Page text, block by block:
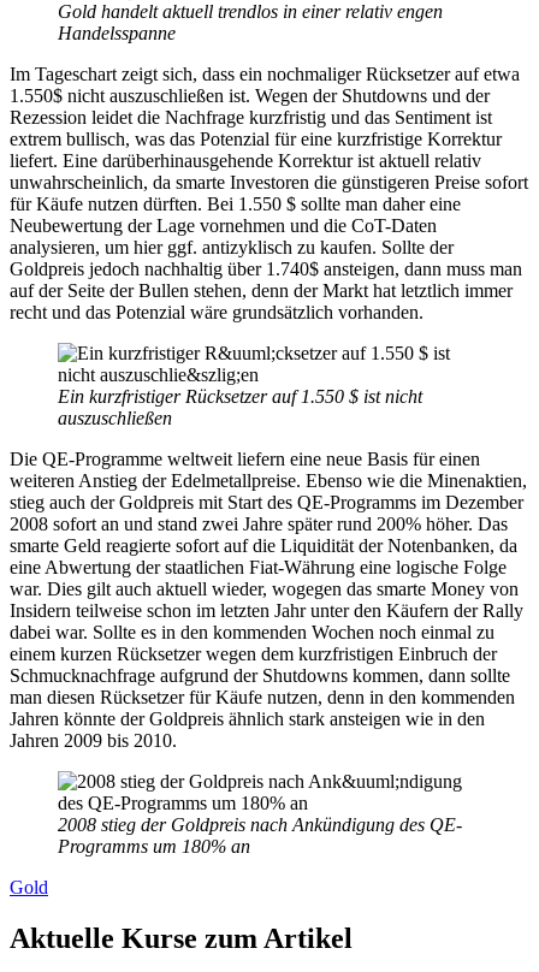
Gold handelt aktuell trendlos in einer relativ engen
Handelsspanne
Im Tageschart zeigt sich, dass ein nochmaliger Rücksetzer auf etwa
1.550$ nicht auszuschließen ist. Wegen der Shutdowns und der
Rezession leidet die Nachfrage kurzfristig und das Sentiment ist
extrem bullisch, was das Potenzial für eine kurzfristige Korrektur
liefert. Eine darüberhinausgehende Korrektur ist aktuell relativ
unwahrscheinlich, da smarte Investoren die günstigeren Preise sofort
für Käufe nutzen dürften. Bei 1.550 $ sollte man daher eine
Neubewertung der Lage vornehmen und die CoT-Daten
analysieren, um hier ggf. antizyklisch zu kaufen. Sollte der
Goldpreis jedoch nachhaltig über 1.740$ ansteigen, dann muss man
auf der Seite der Bullen stehen, denn der Markt hat letztlich immer
recht und das Potenzial wäre grundsätzlich vorhanden.
Ein kurzfristiger Rücksetzer auf 1.550 $ ist nicht
auszuschließen
Die QE-Programme weltweit liefern eine neue Basis für einen
weiteren Anstieg der Edelmetallpreise. Ebenso wie die Minenaktien,
stieg auch der Goldpreis mit Start des QE-Programms im Dezember
2008 sofort an und stand zwei Jahre später rund 200% höher. Das
smarte Geld reagierte sofort auf die Liquidität der Notenbanken, da
eine Abwertung der staatlichen Fiat-Währung eine logische Folge
war. Dies gilt auch aktuell wieder, wogegen das smarte Money von
Insidern teilweise schon im letzten Jahr unter den Käufern der Rally
dabei war. Sollte es in den kommenden Wochen noch einmal zu
einem kurzen Rücksetzer wegen dem kurzfristigen Einbruch der
Schmucknachfrage aufgrund der Shutdowns kommen, dann sollte
man diesen Rücksetzer für Käufe nutzen, denn in den kommenden
Jahren könnte der Goldpreis ähnlich stark ansteigen wie in den
Jahren 2009 bis 2010.
2008 stieg der Goldpreis nach Ankündigung des QE-
Programms um 180% an
Gold
Aktuelle Kurse zum Artikel